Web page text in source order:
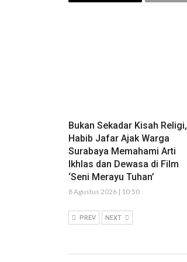
Bukan Sekadar Kisah Religi,
Habib Jafar Ajak Warga
Surabaya Memahami Arti
Ikhlas dan Dewasa di Film
‘Seni Merayu Tuhan’
8 Agustus 2026 | 10:50
PREV NEXT